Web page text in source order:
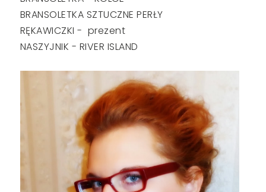
BRANSOLETKA SZTUCZNE PERŁY
RĘKAWICZKI - prezent
NASZYJNIK - RIVER ISLAND